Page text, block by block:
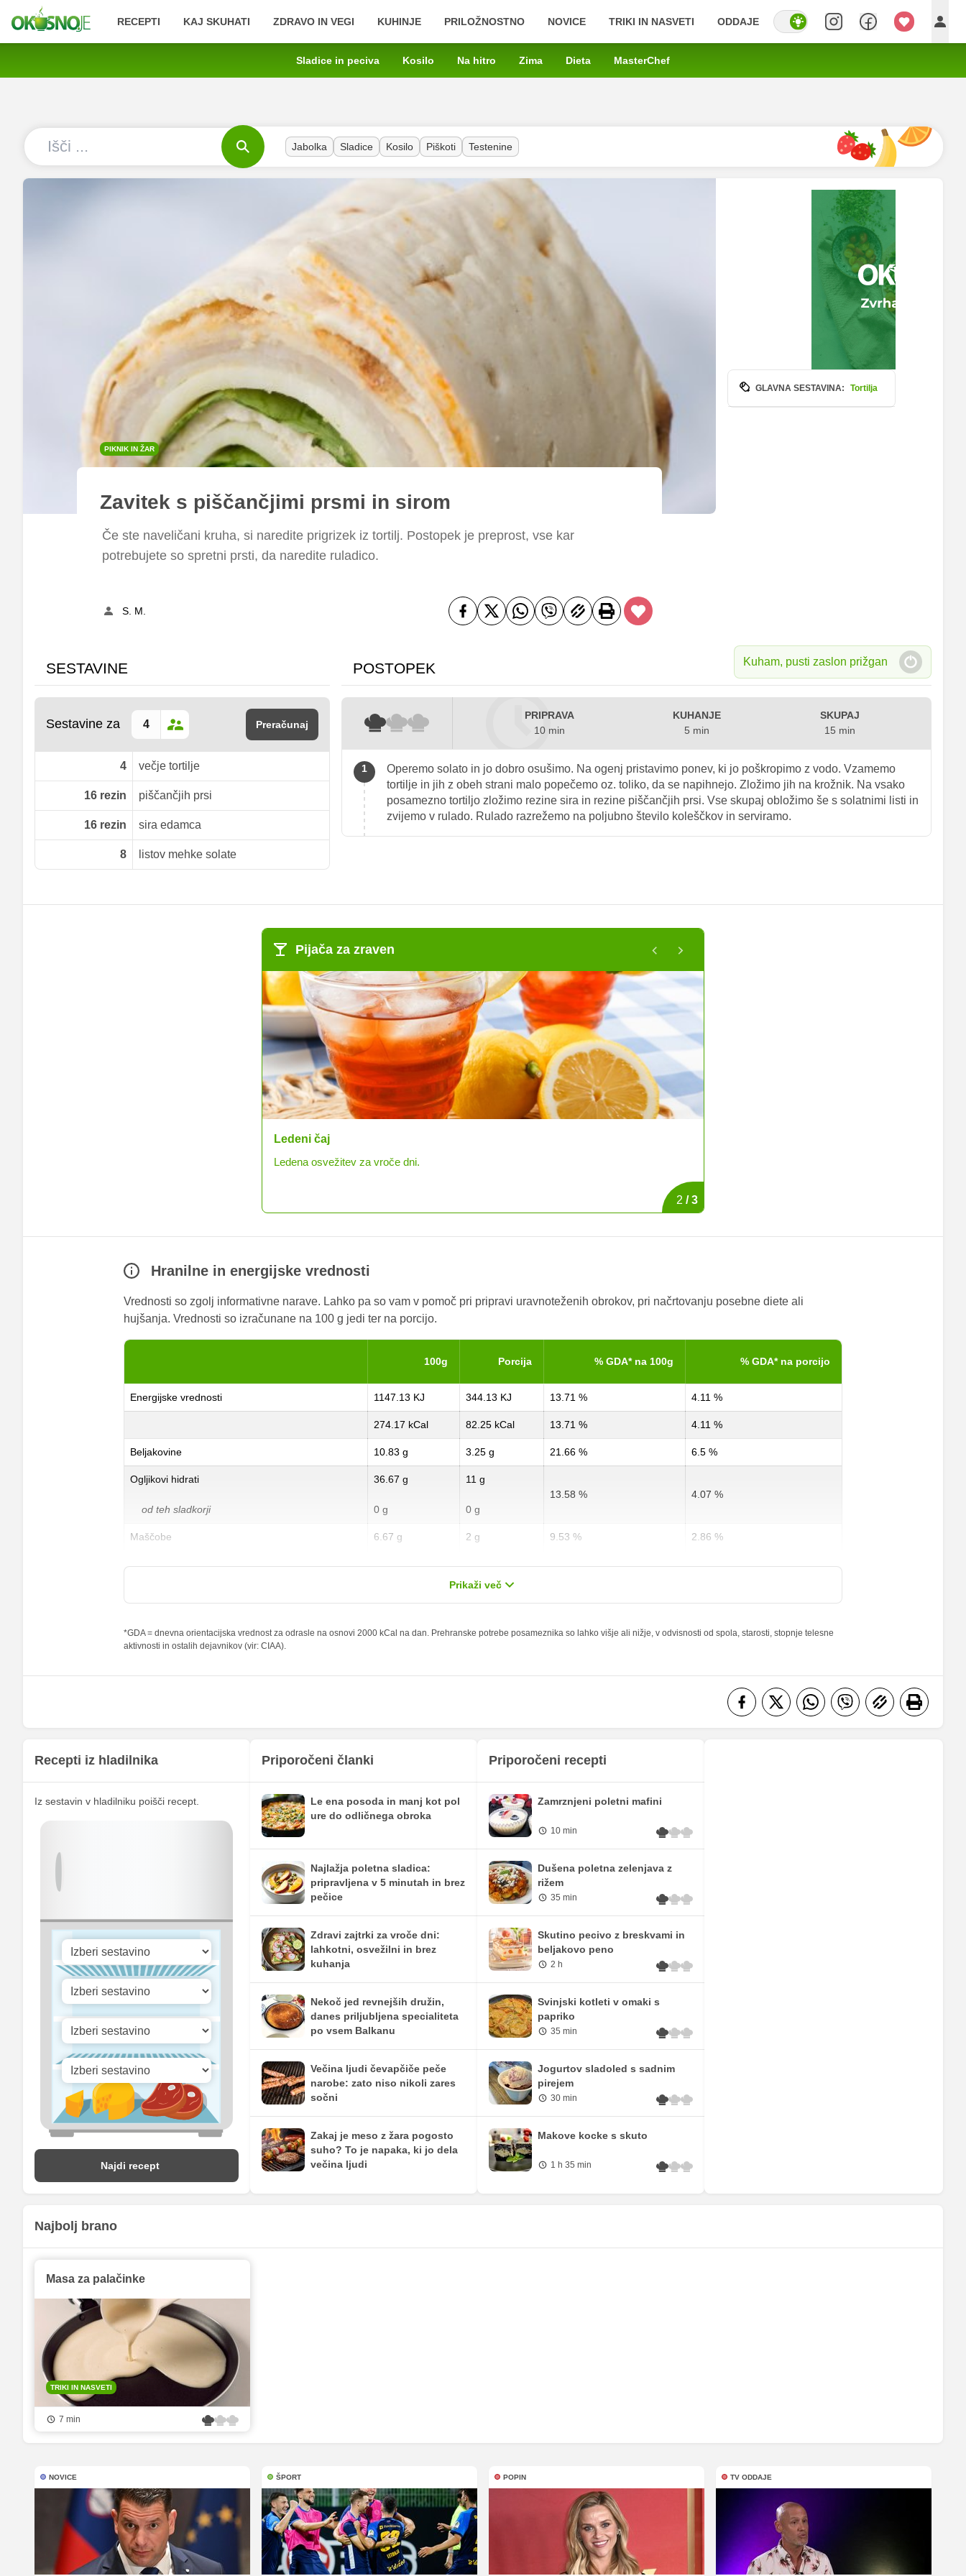
RECEPTI KAJ SKUHATI ZDRAVO IN VEGI KUHINJE PRILOŽNOSTNO NOVICE TRIKI IN NASVETI ODDAJE
Sladice in peciva Kosilo Na hitro Zima Dieta MasterChef
Jabolka Sladice Kosilo Piškoti Testenine
PIKNIK IN ŽAR
Zavitek s piščančjimi prsmi in sirom
Če ste naveličani kruha, si naredite prigrizek iz tortilj. Postopek je preprost, vse kar
potrebujete so spretni prsti, da naredite ruladico.
S. M.
GLAVNA SESTAVINA: Tortilja
Kuham, pusti zaslon prižgan
SESTAVINE
Sestavine za Preračunaj
4 večje tortilje
16 rezin piščančjih prsi
16 rezin sira edamca
8 listov mehke solate
POSTOPEK
PRIPRAVA
10 min
KUHANJE
5 min
SKUPAJ
15 min
Operemo solato in jo dobro osušimo. Na ogenj pristavimo ponev, ki jo poškropimo z vodo. Vzamemo
tortilje in jih z obeh strani malo popečemo oz. toliko, da se napihnejo. Zložimo jih na krožnik. Na vsako
posamezno tortiljo zložimo rezine sira in rezine piščančjih prsi. Vse skupaj obložimo še s solatnimi listi in
zvijemo v rulado. Rulado razrežemo na poljubno število koleščkov in serviramo.
Pijača za zraven
Jagodna bovla
Za vroče dni – božanska in osvežujoča pijača.
3 /3
Hranilne in energijske vrednosti
Vrednosti so zgolj informativne narave. Lahko pa so vam v pomoč pri pripravi uravnoteženih obrokov, pri načrtovanju posebne diete ali
hujšanja. Vrednosti so izračunane na 100 g jedi ter na porcijo.
100g Porcija % GDA* na 100g % GDA* na porcijo
Energijske vrednosti 1147.13 KJ 344.13 KJ 13.71 % 4.11 %
274.17 kCal 82.25 kCal 13.71 % 4.11 %
Beljakovine 10.83 g 3.25 g 21.66 % 6.5 %
Ogljikovi hidrati
od teh sladkorji
36.67 g
0 g
11 g
0 g
13.58 % 4.07 %
Maščobe
od teh nasičene maščobne kisline
6.67 g
0 g
2 g
0 g
9.53 %
0 %
2.86 %
0 %
Železo
Magnezij 22.5 mg 6.75 mg
Fosfor 41 mg
Cink 0 mg 0 mg
20 mg
0 mg
Vitamin D
Prikaži več
*GDA = dnevna orientacijska vrednost za odrasle na osnovi 2000 kCal na dan. Prehranske potrebe posameznika so lahko višje ali nižje, v odvisnosti od spola, starosti, stopnje telesne
aktivnosti in ostalih dejavnikov (vir: CIAA).
Recepti iz hladilnika
Iz sestavin v hladilniku poišči recept.
Najdi recept
Priporočeni članki
Le ena posoda in manj kot pol
ure do odličnega obroka
Najlažja poletna sladica:
pripravljena v 5 minutah in brez
pečice
Zdravi zajtrki za vroče dni:
lahkotni, osvežilni in brez
kuhanja
Nekoč jed revnejših družin,
danes priljubljena specialiteta
po vsem Balkanu
Večina ljudi čevapčiče peče
narobe: zato niso nikoli zares
sočni
Zakaj je meso z žara pogosto
suho? To je napaka, ki jo dela
večina ljudi
Priporočeni recepti
Zamrznjeni poletni mafini
10 min
Dušena poletna zelenjava z
rižem
35 min
Skutino pecivo z breskvami in
beljakovo peno
2 h
Svinjski kotleti v omaki s
papriko
35 min
Jogurtov sladoled s sadnim
pirejem
30 min
Makove kocke s skuto
1 h 35 min
Najbolj brano
Masa za palačinke
TRIKI IN NASVETI
7 min
NOVICE ŠPORT POPIN TV ODDAJE